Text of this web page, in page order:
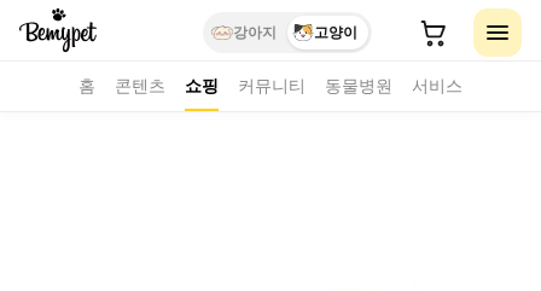
강아지 고양이
홈 콘텐츠 쇼핑 커뮤니티 동물병원 서비스